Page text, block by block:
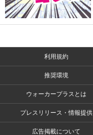
利用規約
推奨環境
ウォーカープラスとは
プレスリリース・情報提供
広告掲載について